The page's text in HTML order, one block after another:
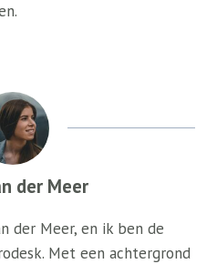
der Meer
der Meer, en ik ben de
Met een achtergrond